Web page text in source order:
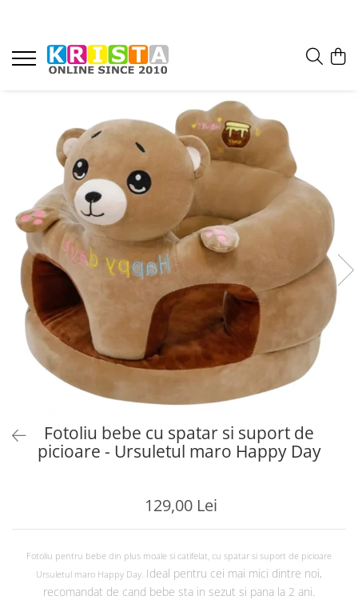
Fotoliu bebe cu spatar si suport de
picioare - Ursuletul maro Happy Day
129,00 Lei
Fotoliu pentru bebe din plus moale si catifelat, cu spatar si suport de picioare
Ursuletul maro Happy Day. Ideal pentru cei mai mici dintre noi,
recomandat de cand bebe sta in sezut si pana la 2 ani.